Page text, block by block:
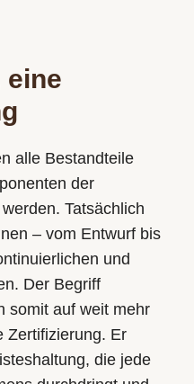
eine
alle Bestandteile
der
Tatsächlich
– vom Entwurf bis
und
Der Begriff
somit auf weit mehr
Zertifizierung. Er
die jede